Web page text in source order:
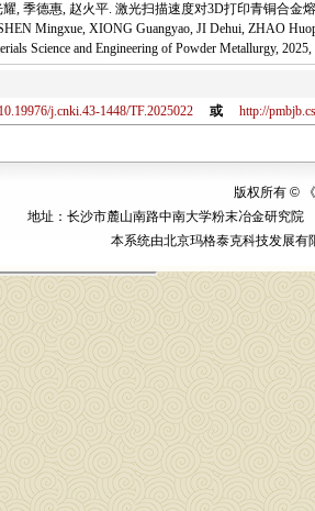
, 季德惠, 赵火平. 激光扫描速度对3D打印青铜合金
Mingxue, XIONG Guangyao, JI Dehui, ZHAO
Science and Engineering of Powder Metallurgy,
j.cnki.43-1448/TF.2025022
或 http://
版权所有 ©
地址：长沙市麓山南路中南大学粉末冶金研究
本系统由北京玛格泰克科技发展有